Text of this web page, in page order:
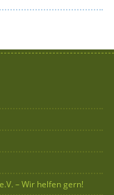
– Wir helfen gern!